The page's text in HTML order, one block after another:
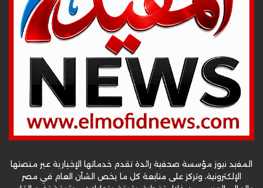
المفيد نيوز مؤسسة صحفية رائدة تقدم خدماتها الإخبارية عبر منصتها
الإلكترونية، وتركز على متابعة كل ما يخص الشأن العام في مصر